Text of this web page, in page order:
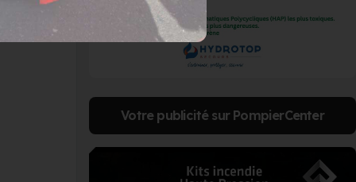
Votre publicité sur PompierCenter